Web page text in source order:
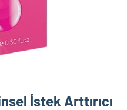
İstek Arttırıcı